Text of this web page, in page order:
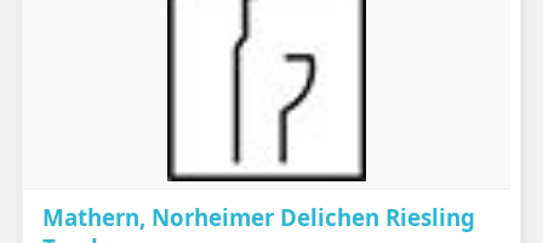
Mathern, Norheimer Delichen Riesling